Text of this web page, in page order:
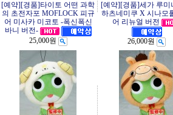
[예약][경품]타이토 어떤 과학
의 초전자포 MOFLOCK 피규
어 미사카 미코토 -폭신폭신
바니 버전-
25,000원
[예약][경품]세가 루미
하츠네미쿠 X 시나모
어 리뉴얼 버전
26,000원